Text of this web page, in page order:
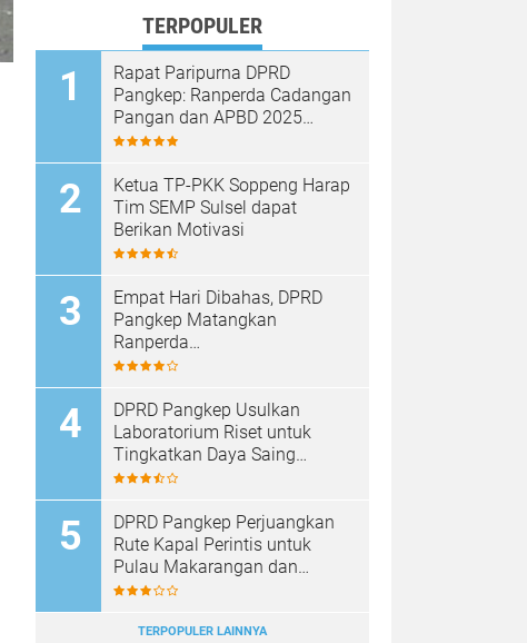
TERPOPULER
Rapat Paripurna DPRD
Pangkep: Ranperda Cadangan
Pangan dan APBD 2025
Disetujui dengan Sejumlah
Ketua TP-PKK Soppeng Harap
Tim SEMP Sulsel dapat
Berikan Motivasi
Empat Hari Dibahas, DPRD
Pangkep Matangkan
Ranperda
Pertanggungjawaban APBD
DPRD Pangkep Usulkan
Laboratorium Riset untuk
Tingkatkan Daya Saing
Produk Unggulan
DPRD Pangkep Perjuangkan
Rute Kapal Perintis untuk
Pulau Makarangan dan
Langkoteang
TERPOPULER LAINNYA